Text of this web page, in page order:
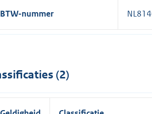
BTW-nummer
(2)